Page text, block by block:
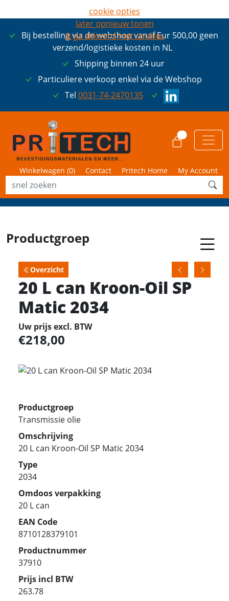
Bij bestelling via de webshop vanaf Eur 500,00 geen
verzend/logistieke kosten in NL
Shipping binnen 24 uur
Particuliere verkoop enkel via de Webshop
Tel 0031-74-2470135
Winkelwagen (0) Contact Pritech Home My Account
Productgroep
Overzicht
20 L can Kroon-Oil SP
Matic 2034
Uw prijs excl. BTW
218,00
Productgroep
Transmissie olie
Omschrijving
20 L can Kroon-Oil SP Matic 2034
Type
2034
Omdoos verpakking
20 L can
EAN Code
8710128379101
Productnummer
37910
Prijs incl BTW
263.78
cookie opties
later opnieuw tonen
ik ga akkoord met cookies